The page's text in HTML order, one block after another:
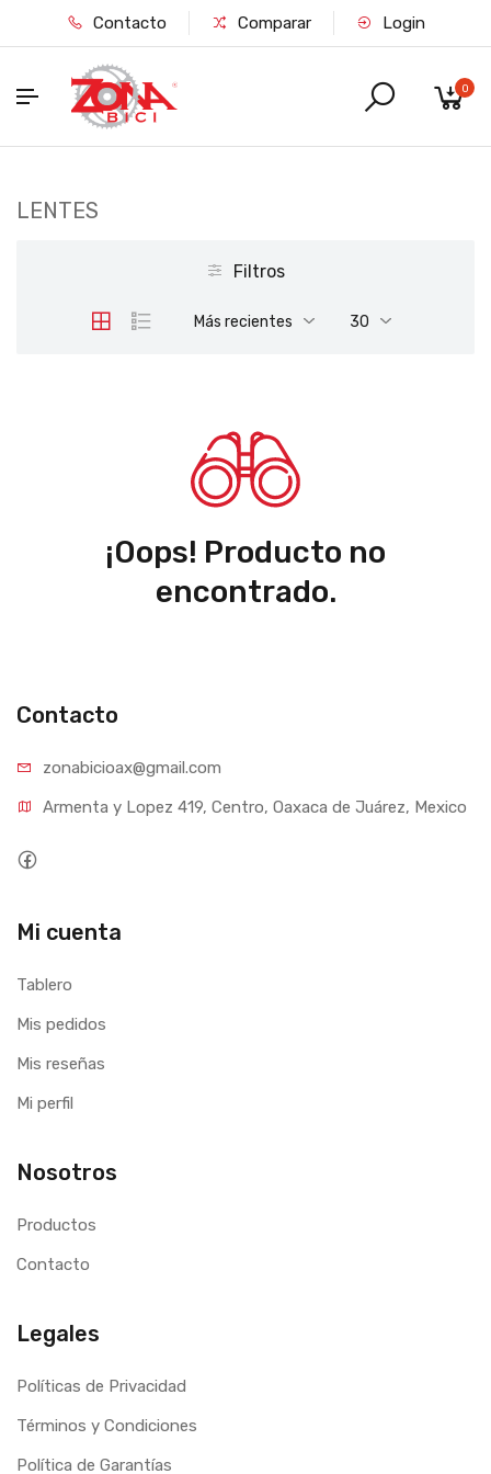
Contacto Comparar Login
0
LENTES
Filtros
Más recientes 30
¡Oops! Producto no
encontrado.
Contacto
zonabicioax@gmail.com
Armenta y Lopez 419, Centro, Oaxaca de Juárez, Mexico
Mi cuenta
Tablero
Mis pedidos
Mis reseñas
Mi perfil
Nosotros
Productos
Contacto
Legales
Políticas de Privacidad
Términos y Condiciones
Política de Garantías